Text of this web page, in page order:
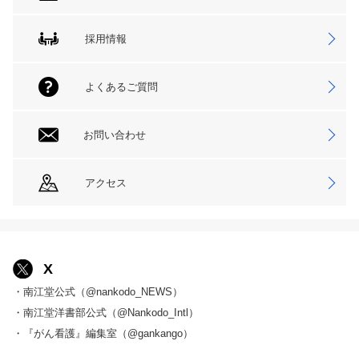
採用情報
よくあるご質問
お問い合わせ
アクセス
X
・南江堂公式（@nankodo_NEWS）
・南江堂洋書部公式（@Nankodo_Intl）
・『がん看護』編集室（@gankango）